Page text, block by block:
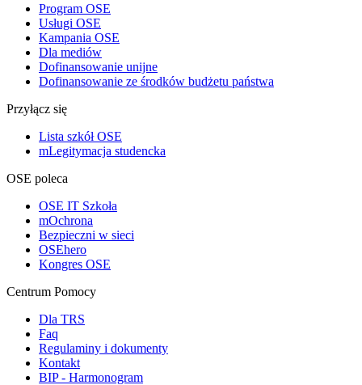
Program OSE
Usługi OSE
Kampania OSE
Dla mediów
Dofinansowanie unijne
Dofinansowanie ze środków budżetu państwa
Przyłącz się
Lista szkół OSE
mLegitymacja studencka
OSE poleca
OSE IT Szkoła
mOchrona
Bezpieczni w sieci
OSEhero
Kongres OSE
Centrum Pomocy
Dla TRS
Faq
Regulaminy i dokumenty
Kontakt
BIP - Harmonogram